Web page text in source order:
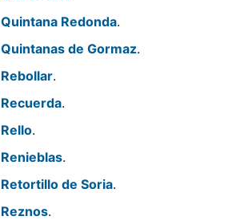
Quintana Redonda.
Quintanas de Gormaz.
Rebollar.
Recuerda.
Rello.
Renieblas.
Retortillo de Soria.
Reznos.